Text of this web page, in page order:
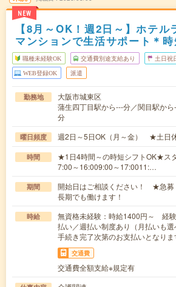
NEW
【8月～OK！週2日～】ホテル
マンションで生活サポート＊
職種未経験OK 交通費別途支給あり 土日祝
WEB登録OK 派遣
勤務地
大阪市城東区
蒲生四丁目駅から---分／関目駅か
分
曜日頻度 週2日～5日OK（月～金） ★土日
時間
★1日4時間～の時短シフトOK★ス
7:00～16:009:00～17:0011:…
期間
開始日はご相談ください！ ★急
長期でも働けます！
時給
無資格未経験：時給1400円～ 経
払い／週払い制度あり（月払いも
手続き完了次第のお支払いとなりま
交通費
交通費全額支給※規定有